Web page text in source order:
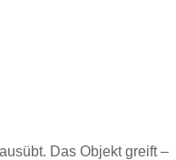
Das Objekt greift –